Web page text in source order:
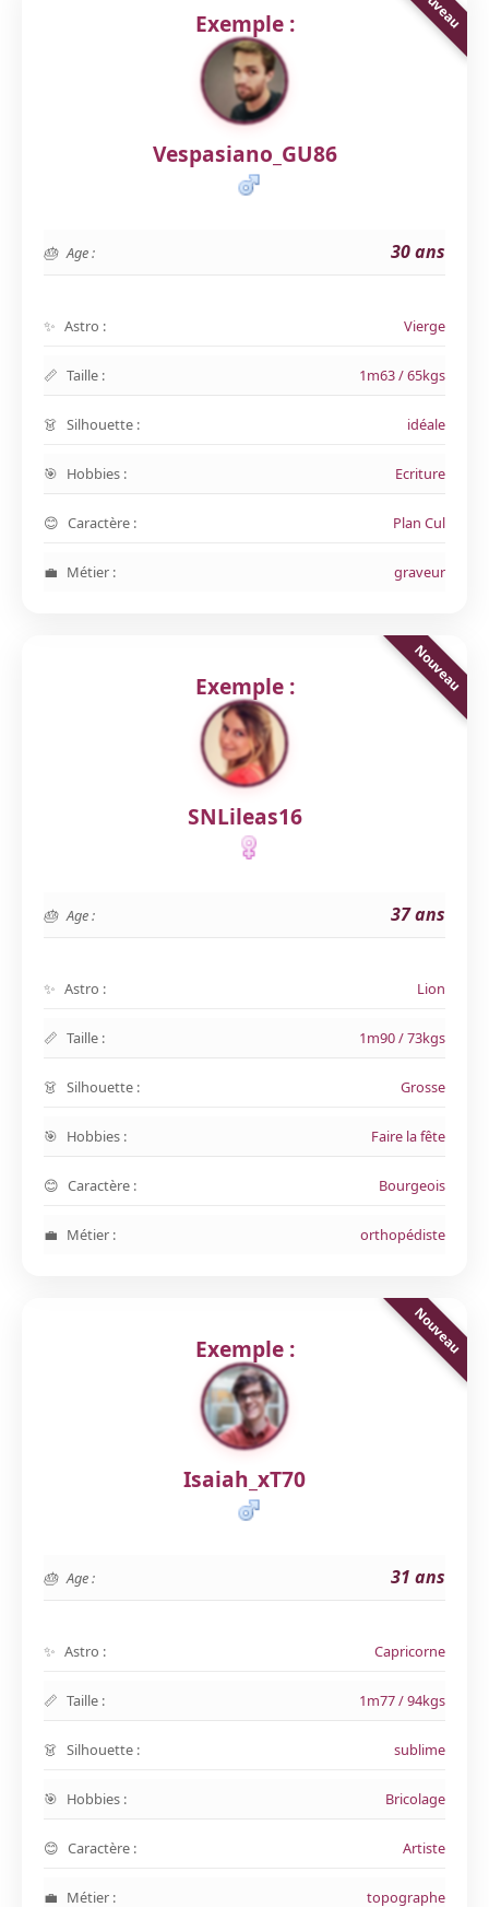
Exemple :
Vespasiano_GU86
Age : 30 ans
Astro : Vierge
Taille : 1m63 / 65kgs
Silhouette : idéale
Hobbies : Ecriture
Caractère : Plan Cul
Métier : graveur
Exemple :
SNLileas16
Age : 37 ans
Astro : Lion
Taille : 1m90 / 73kgs
Silhouette : Grosse
Hobbies : Faire la fête
Caractère : Bourgeois
Métier : orthopédiste
Exemple :
Isaiah_xT70
Age : 31 ans
Astro : Capricorne
Taille : 1m77 / 94kgs
Silhouette : sublime
Hobbies : Bricolage
Caractère : Artiste
Métier : topographe